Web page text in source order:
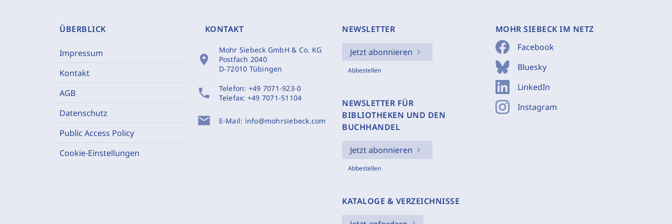
ÜBERBLICK
Impressum
Kontakt
AGB
Datenschutz
Public Access Policy
Cookie-Einstellungen
KONTAKT
location_on
Mohr Siebeck GmbH & Co. KG
Postfach 2040
D-72010 Tübingen
phone Telefon: +49 7071-923-0
Telefax: +49 7071-51104
mail E-Mail: info@mohrsiebeck.com
NEWSLETTER
Jetzt abonnieren
Abbestellen
NEWSLETTER FÜR
BIBLIOTHEKEN UND DEN
BUCHHANDEL
Jetzt abonnieren
Abbestellen
KATALOGE & VERZEICHNISSE
MOHR SIEBECK IM NETZ
Facebook
Bluesky
LinkedIn
Instagram